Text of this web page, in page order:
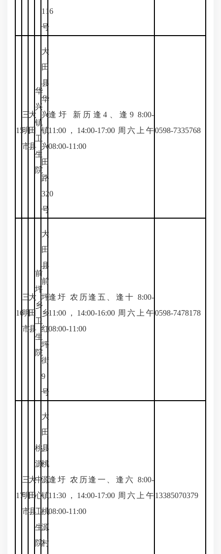
116
号
15
三
明
市
大
田
县
华
兴
镇
卫
生
院
大
田
县
华
兴
镇
兴
田
路
320
号
逢圩 新历逢4、逢9 8:00-
11:00，14:00-17:00 周六上午
08:00-11:00
0598-7335768
16
三
明
市
大
田
县
前
坪
乡
卫
生
院
大
田
县
前
坪
乡
红
坪
街
9
号
逢圩 农历逢五、逢十 8:00-
11:00，14:00-16:00 周六上午
08:00-11:00
0598-7478178
17
三
明
市
大
田
县
桃
源
中
心
卫
生
院
大
田
县
桃
源
镇
桃
源
村
逢圩 农历逢一、逢六 8:00-
11:30，14:00-17:00 周六上午
08:00-11:00
13385070379